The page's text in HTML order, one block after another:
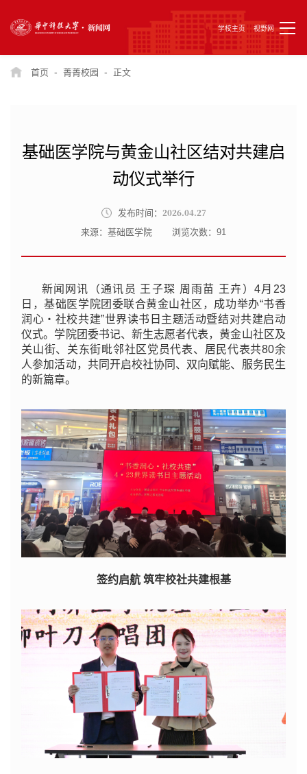
学校主页 视野网
首页 - 菁菁校园 - 正文
基础医学院与黄金山社区结对共建启
动仪式举行
发布时间： 2026.04.27
来源：基础医学院 浏览次数： 91
新闻网讯（通讯员 王子琛 周雨苗 王卉）4月23
日，基础医学院团委联合黄金山社区，成功举办“书香
润心・社校共建”世界读书日主题活动暨结对共建启动
仪式。学院团委书记、新生志愿者代表，黄金山社区及
关山街、关东街毗邻社区党员代表、居民代表共80余
人参加活动，共同开启校社协同、双向赋能、服务民生
的新篇章。
签约启航 筑牢校社共建根基